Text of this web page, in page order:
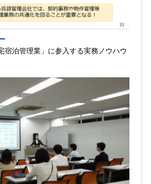
宿泊管理業」に参入する実務ノウハウ